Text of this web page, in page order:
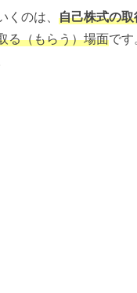
くのは、 自己株式の取
る（もらう）場面で